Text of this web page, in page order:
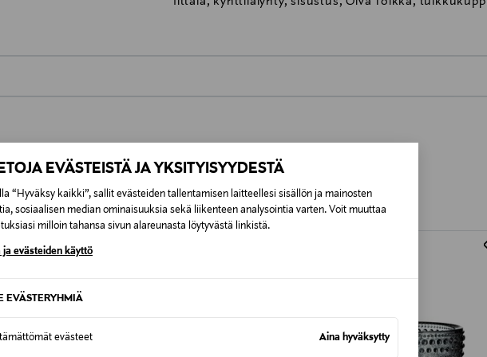
EVÄSTEISTÄ JA YKSITYISYYDESTÄ
“Hyväksy kaikki”, sallit evästeiden tallentamisen laitteellesi sisällön ja mainosten
sosiaalisen median ominaisuuksia sekä liikenteen analysointia varten. Voit muuttaa
milloin tahansa sivun alareunasta löytyvästä linkistä.
ja evästeiden käyttö
EVÄSTERYHMIÄ
evästeet Aina hyväksytty
7,90 €–50,00 € kuljetusyhtiöstä ja tuotteen koosta riippuen
Alk. 6,90 €, kun toimitus on saatavilla valittuun
tilaukseesi. Voit palauttaa tilaamasi tuotteen 30 vuorokauden kuluessa tuotteen
ilmoittaa palautuksesta etukäteen.
NÄISTÄ